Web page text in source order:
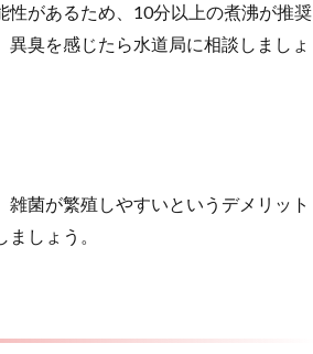
性があるため、10分以上の煮沸が推奨
臭を感じたら水道局に相談しましょ
菌が繁殖しやすいというデメリット
しょう。